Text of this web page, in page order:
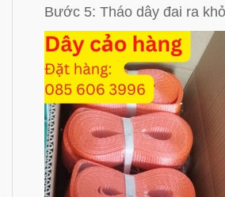
Bước 5: Tháo dây đai ra